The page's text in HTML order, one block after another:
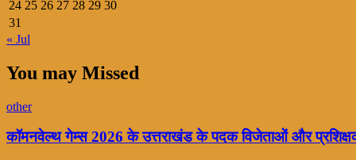
24 25 26 27 28 29 30
31
« Jul
You may Missed
other
कॉमनवेल्थ गेम्स 2026 के उत्तराखंड के पदक विजेताओं और